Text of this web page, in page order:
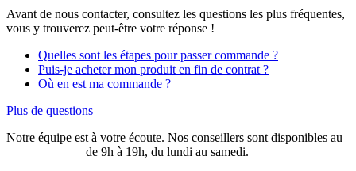
Avant de nous contacter, consultez les questions les plus fréquentes,
vous y trouverez peut-être votre réponse !
Quelles sont les étapes pour passer commande ?
Puis-je acheter mon produit en fin de contrat ?
Où en est ma commande ?
Plus de questions
Notre équipe est à votre écoute. Nos conseillers sont disponibles au
de 9h à 19h, du lundi au samedi.